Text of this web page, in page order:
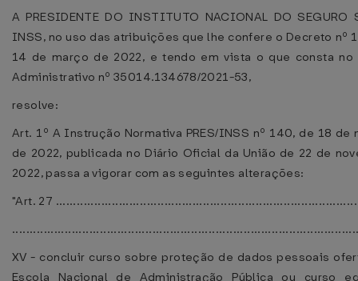
A PRESIDENTE DO INSTITUTO NACIONAL DO SEGURO
INSS, no uso das atribuições que lhe confere o Decreto nº
14 de março de 2022, e tendo em vista o que consta no
Administrativo nº 35014.134678/2021-53,
resolve:
Art. 1º A Instrução Normativa PRES/INSS nº 140, de 18 de
de 2022, publicada no Diário Oficial da União de 22 de
2022, passa a vigorar com as seguintes alterações:
"Art. 27
XV - concluir curso sobre proteção de dados pessoais
Escola Nacional de Administração Pública ou curso